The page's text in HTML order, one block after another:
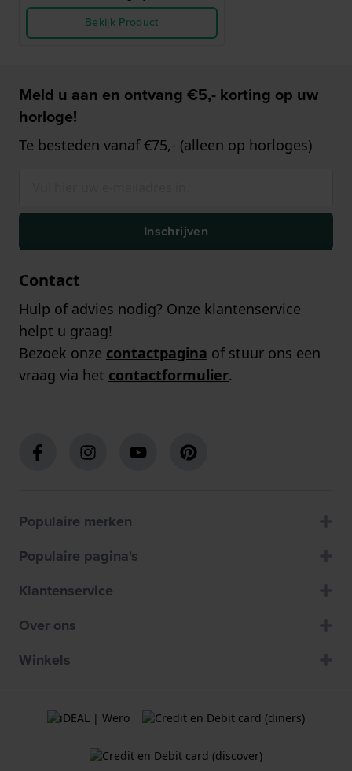
Bekijk Product
Meld u aan en ontvang €5,- korting op uw
horloge!
Te besteden vanaf €75,- (alleen op horloges)
Inschrijven
Contact
Hulp of advies nodig? Onze klantenservice
helpt u graag!
Bezoek onze contactpagina of stuur ons een
vraag via het contactformulier.
Populaire merken
Populaire pagina's
Klantenservice
Over ons
Winkels